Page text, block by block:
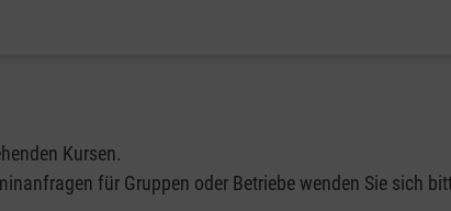
Kursen.
für Gruppen oder Betriebe wenden Sie sich